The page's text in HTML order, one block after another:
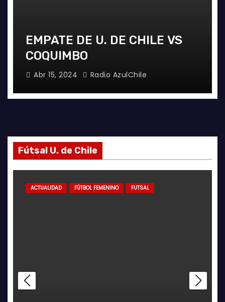
EMPATE DE U. DE CHILE VS
COQUIMBO
Abr 15, 2024 Radio AzulChile
Fútsal U. de Chile
ACTUALIDAD FÚTBOL FEMENINO FUTSAL